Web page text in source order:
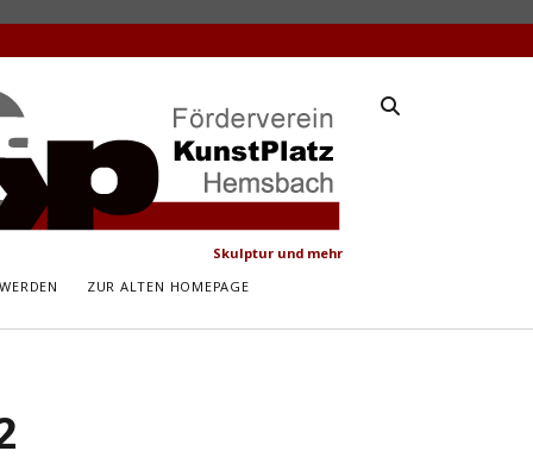
Skulptur und mehr
ZUR ALTEN HOMEPAGE